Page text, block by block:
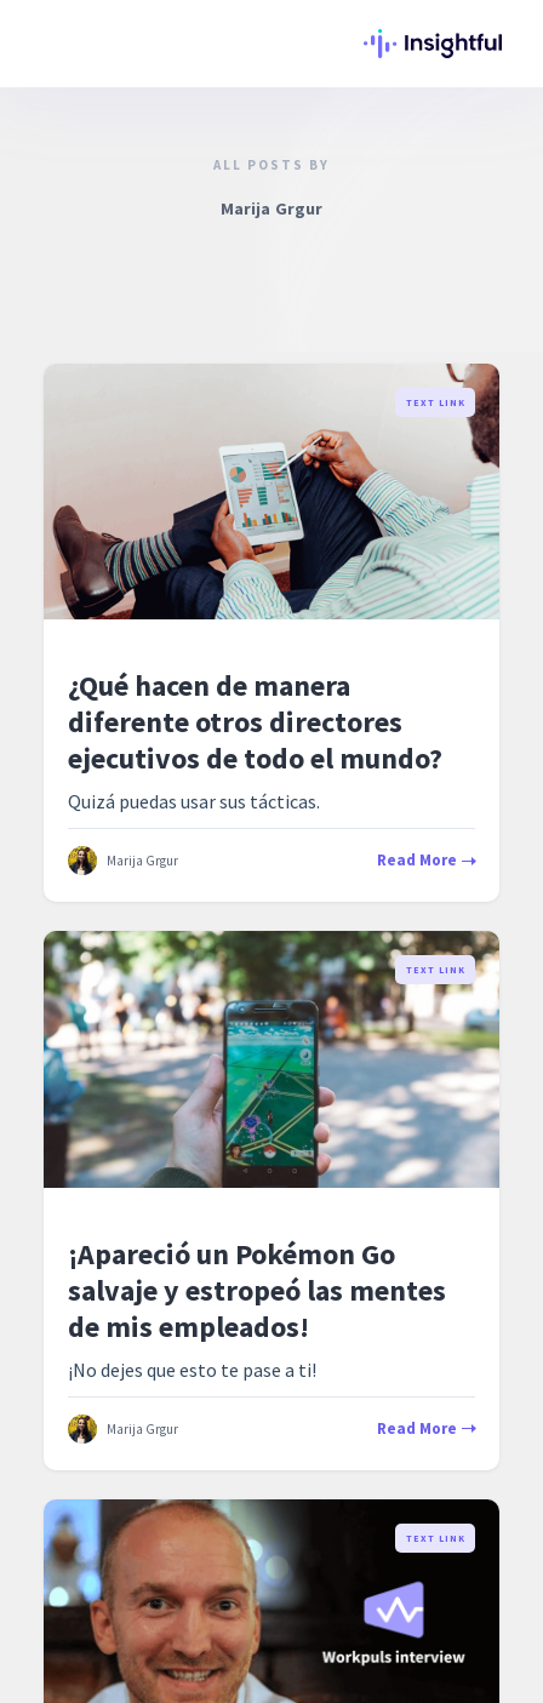
ALL POSTS BY
Marija Grgur
TEXT LINK
¿Qué hacen de manera
diferente otros directores
ejecutivos de todo el mundo?
Quizá puedas usar sus tácticas.
Marija Grgur Read More
TEXT LINK
¡Apareció un Pokémon Go
salvaje y estropeó las mentes
de mis empleados!
¡No dejes que esto te pase a ti!
Marija Grgur Read More
TEXT LINK